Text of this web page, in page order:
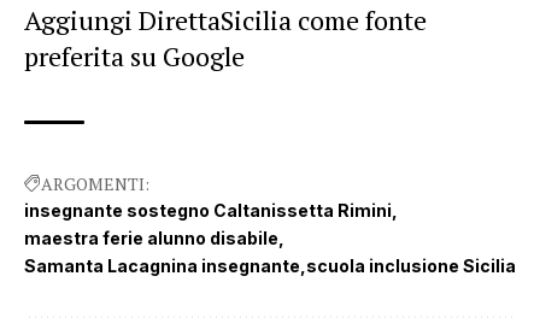
Aggiungi DirettaSicilia come fonte
preferita su Google
ARGOMENTI:
insegnante sostegno Caltanissetta Rimini
maestra ferie alunno disabile
Samanta Lacagnina insegnante scuola inclusione Sicilia